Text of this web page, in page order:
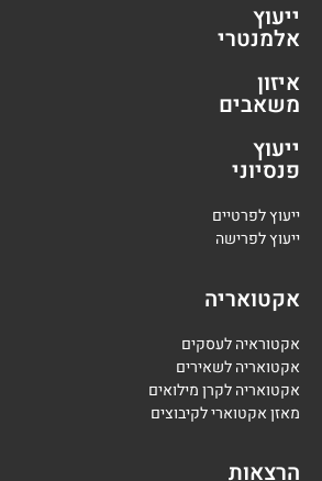
ייעוץ
אלמנטרי
איזון
משאבים
ייעוץ
פנסיוני
ייעוץ לפרטיים
ייעוץ לפרישה
אקטואריה
אקטוראיה לעסקים
אקטואריה לשאירים
אקטואריה לקרן מילואים
מאזן אקטוארי לקיבוצים
הרצאות